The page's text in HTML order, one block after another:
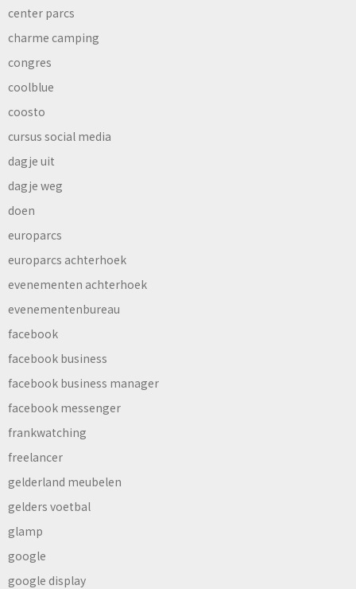
center parcs
charme camping
congres
coolblue
coosto
cursus social media
dagje uit
dagje weg
doen
europarcs
europarcs achterhoek
evenementen achterhoek
evenementenbureau
facebook
facebook business
facebook business manager
facebook messenger
frankwatching
freelancer
gelderland meubelen
gelders voetbal
glamp
google
google display